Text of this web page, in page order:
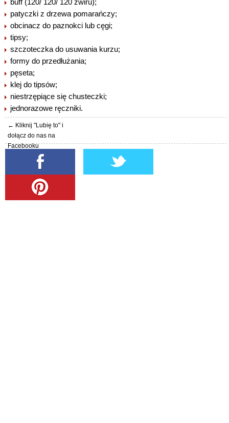
patyczki z drzewa pomarańczy;
obcinacz do paznokci lub cęgi;
tipsy;
szczoteczka do usuwania kurzu;
formy do przedłużania;
pęseta;
klej do tipsów;
niestrzępiące się chusteczki;
jednorazowe ręczniki.
← Kliknij "Lubię to" i
dołącz do nas na
Facebooku